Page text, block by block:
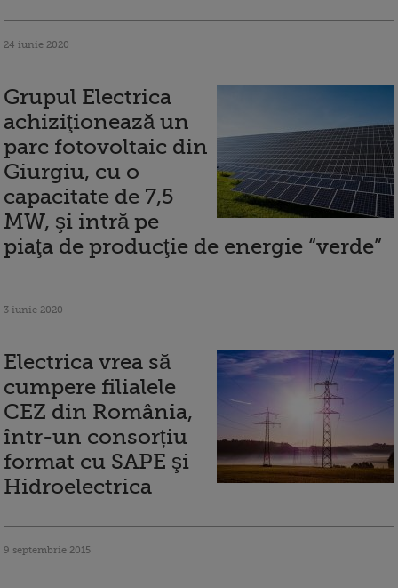
24 iunie 2020
Grupul Electrica
achiziţionează un
parc fotovoltaic din
Giurgiu, cu o
capacitate de 7,5
MW, şi intră pe
piaţa de producţie de energie “verde”
3 iunie 2020
Electrica vrea să
cumpere filialele
CEZ din România,
într-un consorțiu
format cu SAPE şi
Hidroelectrica
9 septembrie 2015